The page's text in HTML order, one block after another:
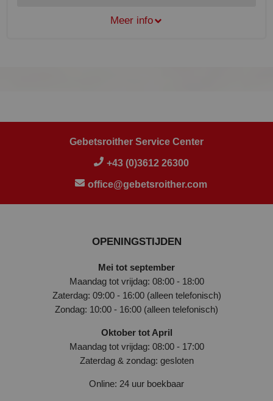
Meer info
Gebetsroither Service Center
+43 (0)3612 26300
office@gebetsroither.com
OPENINGSTIJDEN
Mei tot september
Maandag tot vrijdag: 08:00 - 18:00
Zaterdag: 09:00 - 16:00 (alleen telefonisch)
Zondag: 10:00 - 16:00 (alleen telefonisch)
Oktober tot April
Maandag tot vrijdag: 08:00 - 17:00
Zaterdag & zondag: gesloten
Online: 24 uur boekbaar